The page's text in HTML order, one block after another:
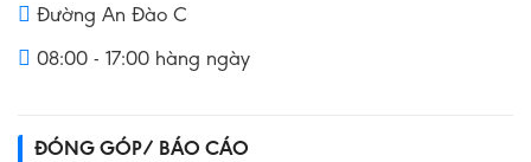
Đường An Đào C
08:00 - 17:00 hàng ngày
ĐÓNG GÓP/ BÁO CÁO